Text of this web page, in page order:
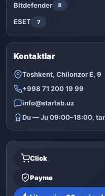
Bitdefender 8
ESET 7
Kontaktlar
Toshkent, Chilonzor E, 9
+998 71 200 19 99
info@starlab.uz
Du — Ju 09:00–18:00,
Click
Payme